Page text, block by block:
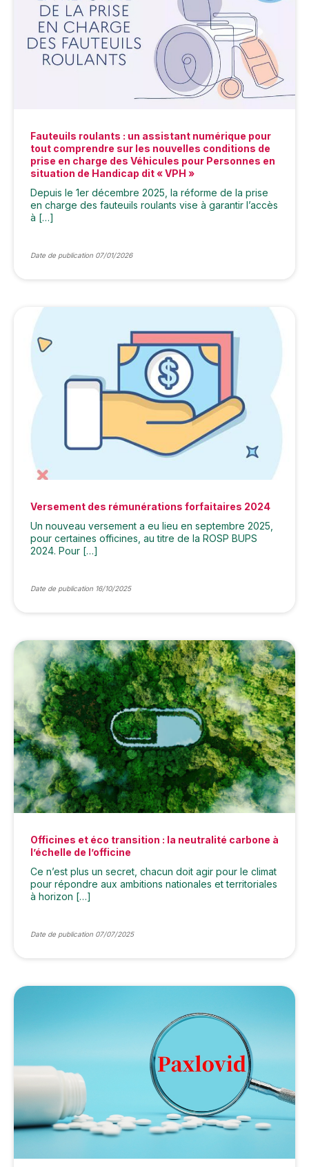
Fauteuils roulants : un assistant numérique pour
tout comprendre sur les nouvelles conditions de
prise en charge des Véhicules pour Personnes en
situation de Handicap dit « VPH »
Depuis le 1er décembre 2025, la réforme de la prise
en charge des fauteuils roulants vise à garantir l’accès
à […]
Date de publication 07/01/2026
Versement des rémunérations forfaitaires 2024
Un nouveau versement a eu lieu en septembre 2025,
pour certaines officines, au titre de la ROSP BUPS
2024. Pour […]
Date de publication 16/10/2025
Officines et éco transition : la neutralité carbone à
l’échelle de l’officine
Ce n’est plus un secret, chacun doit agir pour le climat
pour répondre aux ambitions nationales et territoriales
à horizon […]
Date de publication 07/07/2025